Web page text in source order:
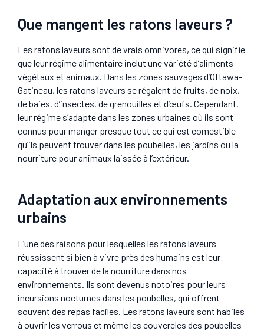
Que mangent les ratons laveurs ?
Les ratons laveurs sont de vrais omnivores, ce qui signifie
que leur régime alimentaire inclut une variété d’aliments
végétaux et animaux. Dans les zones sauvages d’Ottawa-
Gatineau, les ratons laveurs se régalent de fruits, de noix,
de baies, d’insectes, de grenouilles et d’œufs. Cependant,
leur régime s’adapte dans les zones urbaines où ils sont
connus pour manger presque tout ce qui est comestible
qu’ils peuvent trouver dans les poubelles, les jardins ou la
nourriture pour animaux laissée à l’extérieur.
Adaptation aux environnements
urbains
L’une des raisons pour lesquelles les ratons laveurs
réussissent si bien à vivre près des humains est leur
capacité à trouver de la nourriture dans nos
environnements. Ils sont devenus notoires pour leurs
incursions nocturnes dans les poubelles, qui offrent
souvent des repas faciles. Les ratons laveurs sont habiles
à ouvrir les verrous et même les couvercles des poubelles